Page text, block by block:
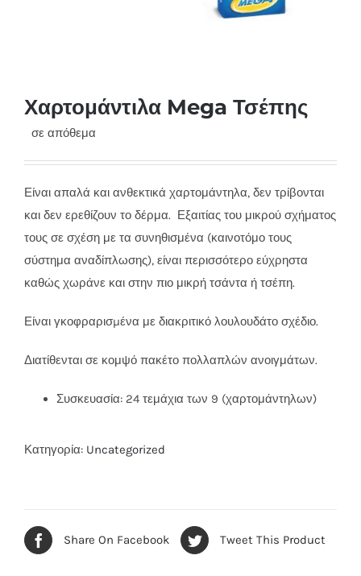
Χαρτομάντιλα Mega Τσέπης
σε απόθεμα
Είναι απαλά και ανθεκτικά χαρτομάντηλα, δεν τρίβονται
και δεν ερεθίζουν το δέρμα. Εξαιτίας του μικρού σχήματος
τους σε σχέση με τα συνηθισμένα (καινοτόμο τους
σύστημα αναδίπλωσης), είναι περισσότερο εύχρηστα
καθώς χωράνε και στην πιο μικρή τσάντα ή τσέπη.
Είναι γκοφραρισµένα με διακριτικό λουλουδάτο σχέδιο.
Διατίθενται σε κομψό πακέτο πολλαπλών ανοιγμάτων.
Συσκευασία: 24 τεμάχια των 9 (χαρτομάντηλων)
Κατηγορία: Uncategorized
Share On Facebook Tweet This Product